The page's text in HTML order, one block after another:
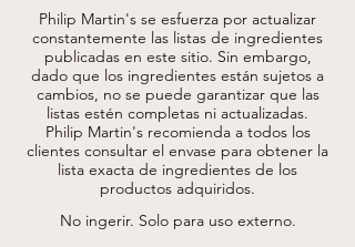
cetil éter, propanodiol, estearato de
glicerilo, glicerina, aceite de Prunus
amygdalus dulcis, maltodextrina, euphorbia
cerifera cera, aceite de semilla de vitis
vinifera, mica, triglicérido caprílico/cáprico,
aceite de soja con glicina. *, aceite de
sésamum indicum, extracto de cásrostro de
Citrus aurantium dulcis, escina, extracto de
centella asiática, aceite de semilla de
argania spinosa, bromelina, papaína, acetil
ciclohexapéptido-34, extracto de fruta de
coccoloba uvifera, hialuronidasa, lipasa,
extracto de hoja de ginkgo biloba, ácido
Philip Martin's se esfuerza por actualizar
constantemente las listas de ingredientes
publicadas en este sitio. Sin embargo,
dado que los ingredientes están sujetos a
cambios, no se puede garantizar que las
listas estén completas ni actualizadas.
Philip Martin's recomienda a todos los
clientes consultar el envase para obtener la
lista exacta de ingredientes de los
productos adquiridos.
No ingerir. Solo para uso externo.